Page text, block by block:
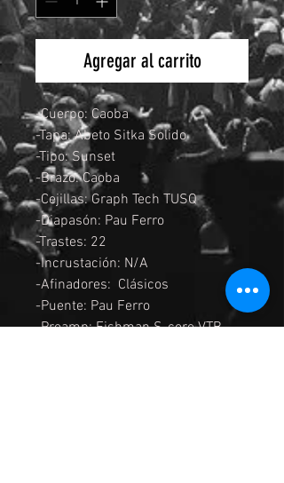
Agregar al carrito
-Cuerpo: Caoba
-Tapa: Abeto Sitka Solido
-Tipo: Sunset
-Brazo: Caoba
-Cejillas: Graph Tech TUSQ
-Diapasón: Pau Ferro
-Trastes: 22
-Incrustación: N/A
-Afinadores: Clásicos
-Puente: Pau Ferro
-Preamp: Fishman S-core VTB